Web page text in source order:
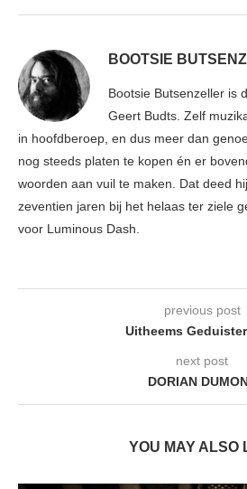
BOOTSIE
Bootsie Butsenzeller is
Geert Budts. Zelf
in hoofdberoep, en dus meer dan
nog steeds platen te kopen én er
woorden aan vuil te maken. Dat deed
zeventien jaren bij het helaas ter ziele
voor Luminous Dash.
previous post
Uitheems
next post
DORIAN
YOU MAY ALSO